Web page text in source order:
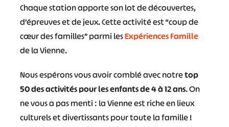
Chaque station apporte son lot de découvertes,
d’épreuves et de jeux. Cette activité est “coup de
cœur des familles” parmi lesExpériences Famille
de la Vienne.
Nous espérons vous avoir comblé avec notretop
50 des activitéspour les enfants de 4 à 12 ans. On
ne vous a pas menti : la Vienne est riche en lieux
culturels et divertissants pour toute la famille !